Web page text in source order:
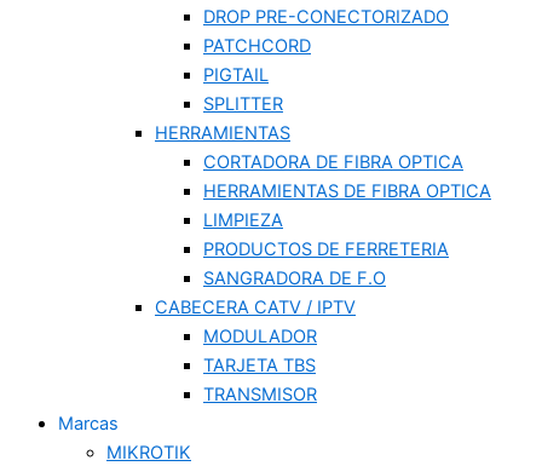
DROP PRE-CONECTORIZADO
PATCHCORD
PIGTAIL
SPLITTER
HERRAMIENTAS
CORTADORA DE FIBRA OPTICA
HERRAMIENTAS DE FIBRA OPTICA
LIMPIEZA
PRODUCTOS DE FERRETERIA
SANGRADORA DE F.O
CABECERA CATV / IPTV
MODULADOR
TARJETA TBS
TRANSMISOR
Marcas
MIKROTIK